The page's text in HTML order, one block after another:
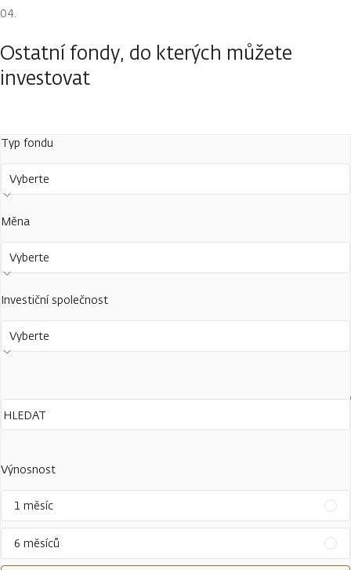
Ostatní fondy, do kterých můžete
investovat
Typ fondu
Vyberte
Měna
Vyberte
Investiční společnost
Vyberte
Výnosnost
1 měsíc
6 měsíců